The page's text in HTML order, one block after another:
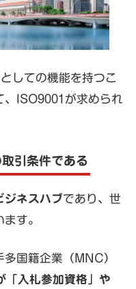
しての機能を持つこ
、ISO9001が求められ
引条件である
ジネスハブであり、世
す。
国籍企業（MNC）
「入札参加資格」や